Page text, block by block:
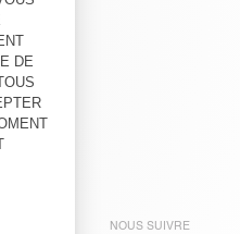
NOUS SUIVRE